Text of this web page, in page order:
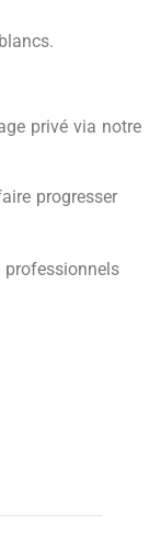
privé via notre
progresser
professionnels